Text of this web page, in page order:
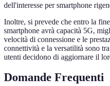
dell'interesse per smartphone
Inoltre, si prevede che entro la
smartphone avrà capacità 5G,
velocità di connessione e le
connettività e la versatilità sono
utenti decidono di aggiornare il
Domande Frequenti